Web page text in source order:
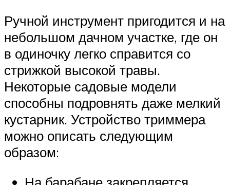
Ручной инструмент пригодится и на
небольшом дачном участке, где он
в одиночку легко справится со
стрижкой высокой травы.
Некоторые садовые модели
способны подровнять даже мелкий
кустарник. Устройство триммера
можно описать следующим
образом: